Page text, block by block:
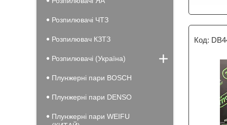
Розпилювачі ЧТЗ
Розпилювач КЗТЗ
Розпилювачі (Україна)
Плунжерні пари BOSCH
Плунжерні пари DENSO
Плунжерні пари WEIFU